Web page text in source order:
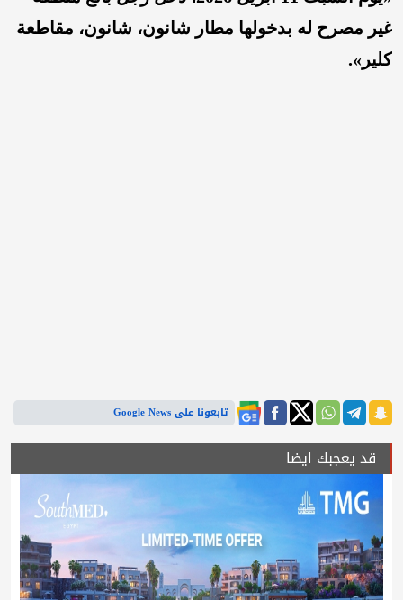
غير مصرح له بدخولها مطار شانون، شانون، مقاطعة
كلير».
تابعونا على Google News
قد يعجبك ايضا